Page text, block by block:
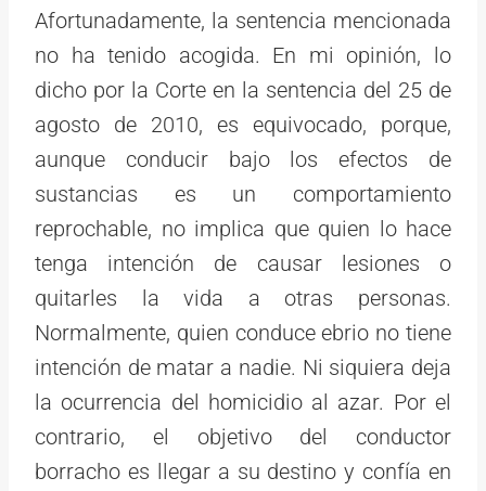
Afortunadamente, la sentencia mencionada
no ha tenido acogida. En mi opinión, lo
dicho por la Corte en la sentencia del 25 de
agosto de 2010, es equivocado, porque,
aunque conducir bajo los efectos de
sustancias es un comportamiento
reprochable, no implica que quien lo hace
tenga intención de causar lesiones o
quitarles la vida a otras personas.
Normalmente, quien conduce ebrio no tiene
intención de matar a nadie. Ni siquiera deja
la ocurrencia del homicidio al azar. Por el
contrario, el objetivo del conductor
borracho es llegar a su destino y confía en